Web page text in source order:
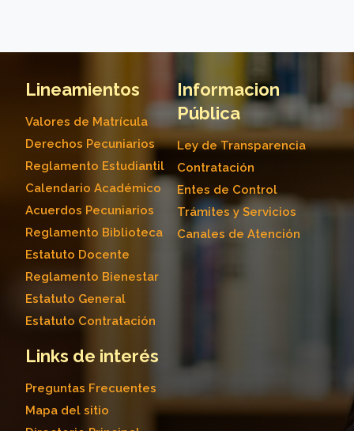
Lineamientos
Valores de Matrícula
Derechos Pecuniarios
Reglamento Estudiantil
Calendario Académico
Acuerdos Pecuniarios
Reglamento Biblioteca
Estatuto Docente
Reglamento Bienestar
Estatuto General
Estatuto Contratación
Informacion
Pública
Ley de Transparencia
Contratación
Entes de Control
Trámites y Servicios
Canales de Atención
Links de interés
Preguntas Frecuentes
Mapa del sitio